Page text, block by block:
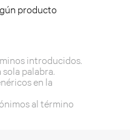
producto
introducidos.
palabra.
en la
al término